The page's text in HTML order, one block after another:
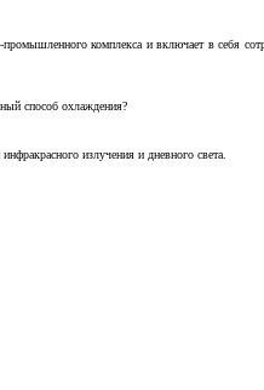
комплекса и включает в себя
способ охлаждения?
излучения и дневного света.